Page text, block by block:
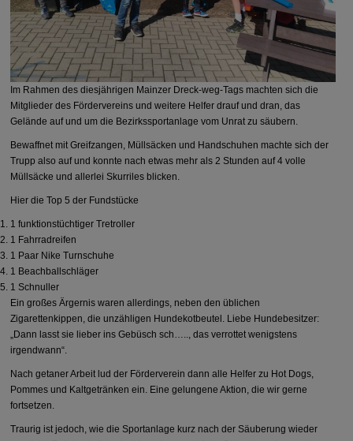
Im Rahmen des diesjährigen Mainzer Dreck-weg-Tags machten sich die
Mitglieder des Fördervereins und weitere Helfer drauf und dran, das
Gelände auf und um die Bezirkssportanlage vom Unrat zu säubern.
Bewaffnet mit Greifzangen, Müllsäcken und Handschuhen machte sich der
Trupp also auf und konnte nach etwas mehr als 2 Stunden auf 4 volle
Müllsäcke und allerlei Skurriles blicken.
Hier die Top 5 der Fundstücke
1 funktionstüchtiger Tretroller
1 Fahrradreifen
1 Paar Nike Turnschuhe
1 Beachballschläger
1 Schnuller
Ein großes Ärgernis waren allerdings, neben den üblichen
Zigarettenkippen, die unzähligen Hundekotbeutel. Liebe Hundebesitzer:
„Dann lasst sie lieber ins Gebüsch sch….., das verrottet wenigstens
irgendwann“.
Nach getaner Arbeit lud der Förderverein dann alle Helfer zu Hot Dogs,
Pommes und Kaltgetränken ein. Eine gelungene Aktion, die wir gerne
fortsetzen.
Traurig ist jedoch, wie die Sportanlage kurz nach der Säuberung wieder